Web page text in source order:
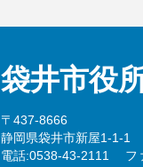
袋井市役
〒437-8666
静岡県袋井市新屋1-1-1
電話:0538-43-2111 フ